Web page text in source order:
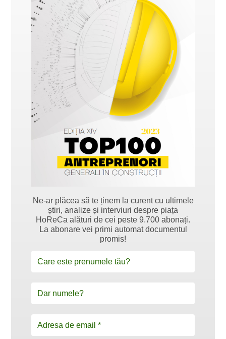
Ne-ar plăcea să te ținem la curent cu ultimele
știri, analize și interviuri despre piața
HoReCa alături de cei peste 9.700 abonați.
La abonare vei primi automat documentul
promis!